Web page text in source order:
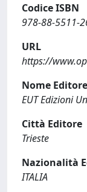
Codice ISBN
978-88-5511-
URL
https://
Nome Editore
EUT Edizioni
Città Editore
Trieste
Nazionalità
ITALIA